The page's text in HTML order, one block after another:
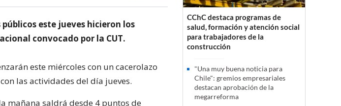
este jueves hicieron los
convocado por la CUT.
este miércoles con un cacerolazo
las actividades del día jueves.
mañana saldrá desde 4 puntos de
CChC destaca programas de
salud, formación y atención social
para trabajadores de la
construcción
"Una muy buena noticia para
Chile": gremios empresariales
destacan aprobación de la
megarreforma